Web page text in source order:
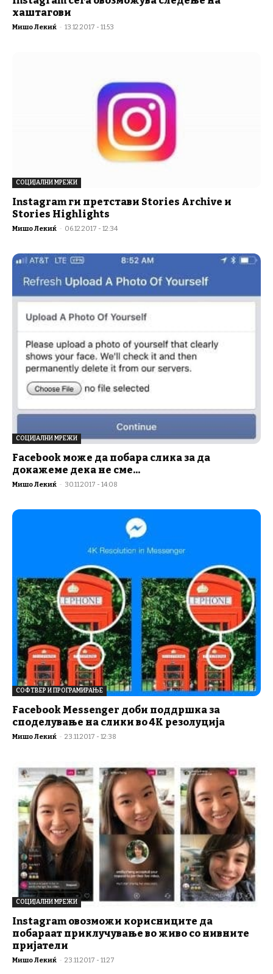
хаштагови
Мишо Лекиќ - 13.12.2017 - 11:53
СОЦИЈАЛНИ МРЕЖИ
Instagram ги претстави Stories Archive и
Stories Highlights
Мишо Лекиќ - 06.12.2017 - 12:34
СОЦИЈАЛНИ МРЕЖИ
Facebook може да побара слика за да
докажеме дека не сме...
Мишо Лекиќ - 30.11.2017 - 14:08
СОФТВЕР И ПРОГРАМИРАЊЕ
Facebook Messenger доби поддршка за
споделување на слики во 4К резолуција
Мишо Лекиќ - 23.11.2017 - 12:38
СОЦИЈАЛНИ МРЕЖИ
Instagram овозможи корисниците да
побараат приклучување во живо со нивните
пријатели
Мишо Лекиќ - 23.11.2017 - 11:27